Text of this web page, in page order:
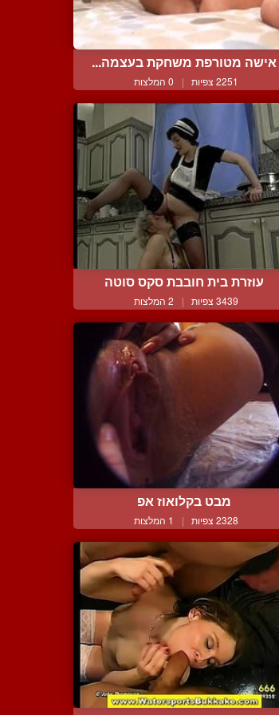
אישה מטורפת משחקת בעצמה...
2251 צפיות | 0 המלצות
עוזרת בית חובבת סקס סוטה
3439 צפיות | 2 המלצות
מבט בקלואוז אפ
2328 צפיות | 1 המלצות